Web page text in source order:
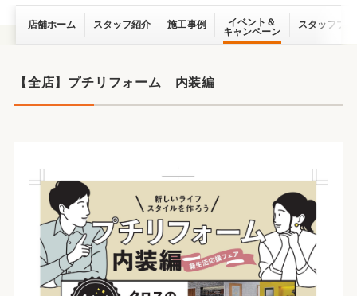
店舗ホーム スタッフ紹介 施工事例
イベント＆
キャンペーン
スタッフブ
【全店】プチリフォーム 内装編